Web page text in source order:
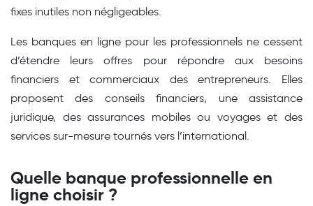
fixes inutiles non négligeables.
Les banques en ligne pour les professionnels ne cessent
d’étendre leurs offres pour répondre aux besoins
financiers et commerciaux des entrepreneurs. Elles
proposent des conseils financiers, une assistance
juridique, des assurances mobiles ou voyages et des
services sur-mesure tournés vers l’international.
Quelle banque professionnelle en
ligne choisir ?